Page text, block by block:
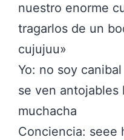
nuestro enorme
tragarlos de un
cujujuu»
Yo: no soy
se ven antojables
muchacha
Conciencia: seee